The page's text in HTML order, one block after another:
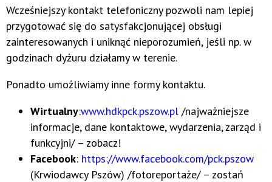
Wcześniejszy kontakt telefoniczny pozwoli nam lepiej
przygotować się do satysfakcjonującej obsługi
zainteresowanych i uniknąć nieporozumień, jeśli np. w
godzinach dyżuru działamy w terenie.
Ponadto umożliwiamy inne formy kontaktu.
Wirtualny:www.hdkpck.pszow.pl /najważniejsze
informacje, dane kontaktowe, wydarzenia, zarząd i
funkcyjni/ – zobacz!
Facebook: https://www.facebook.com/pck.pszow
(Krwiodawcy Pszów) /fotoreportaże/ – zostań